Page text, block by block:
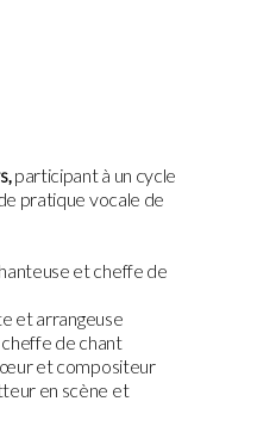
participant à un cycle
pratique vocale de
et cheffe de
et arrangeuse
de chant
et compositeur
en scène et